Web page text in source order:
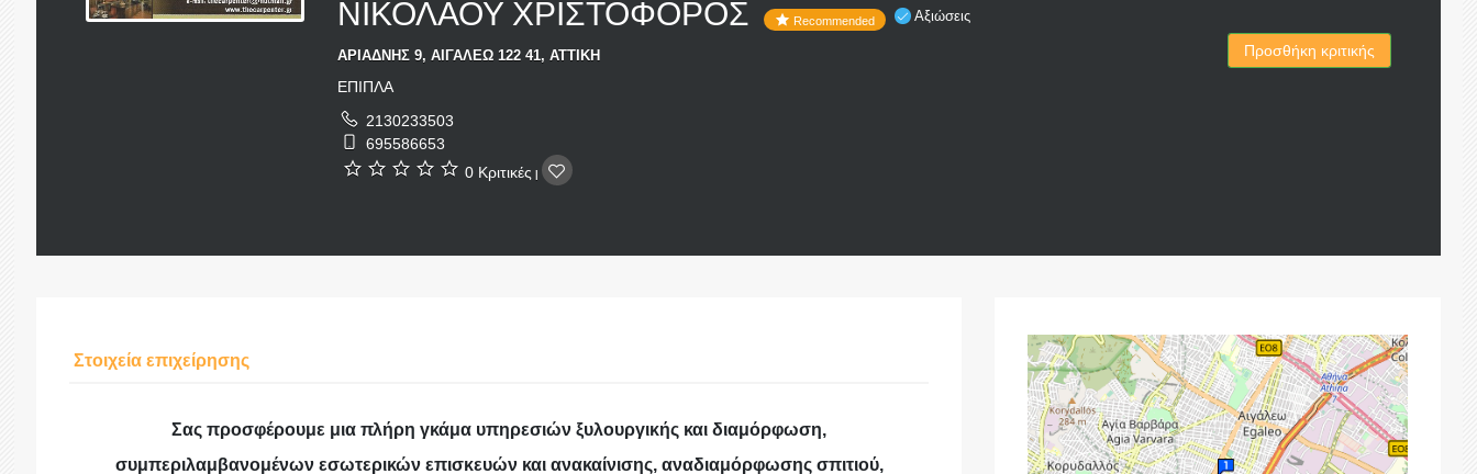
ΝΙΚΟΛΑΟΥ ΧΡΙΣΤΟΦΟΡΟΣ
Recommended Αξιώσεις
ΑΡΙΑΔΝΗΣ 9, ΑΙΓΑΛΕΩ 122 41, ΑΤΤΙΚΗ
ΕΠΙΠΛΑ
2130233503
695586653
0 Κριτικές
Προσθήκη κριτικής
Στοιχεία επιχείρησης
Σας προσφέρουμε μια πλήρη γκάμα υπηρεσιών ξυλουργικής και διαμόρφωση,
συμπεριλαμβανομένων εσωτερικών επισκευών και ανακαίνισης, αναδιαμόρφωσης σπιτιού,